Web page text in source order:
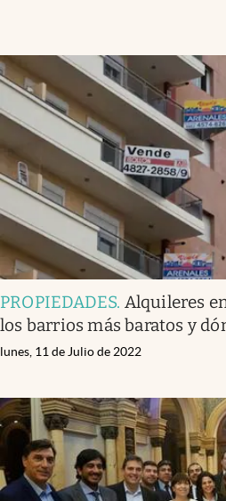
PROPIEDADES. Alquileres
los barrios más baratos y
lunes, 11 de Julio de 2022